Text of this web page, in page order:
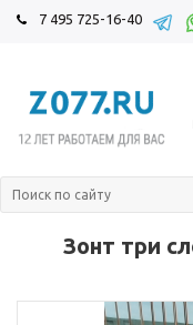
7 495 725-16-40
Зонт три